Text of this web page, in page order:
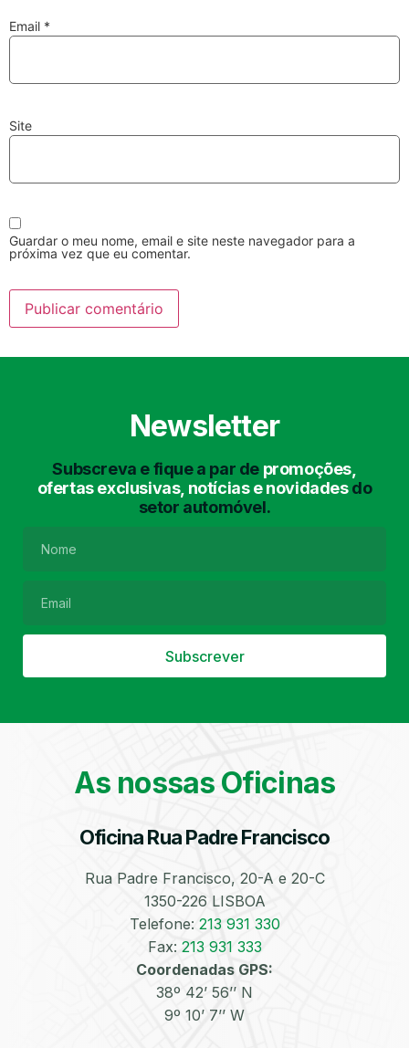
Email *
Site
Guardar o meu nome, email e site neste navegador para a
próxima vez que eu comentar.
Newsletter
Subscreva e fique a par de promoções,
ofertas exclusivas, notícias e novidadesdo
setor automóvel.
Subscrever
As nossas Oficinas
Oficina Rua Padre Francisco
Rua Padre Francisco, 20-A e 20-C
1350-226 LISBOA
Telefone: 213 931 330
Fax: 213 931 333
Coordenadas GPS:
38º 42’ 56’’ N
9º 10’ 7’’ W
Discos e Pastilhas
Amortecedores
Lavagem Manual
Lavagem de Chassis Matrículas
Filtro de Partículas Óleos
Bate-Chapas
Higienização e
Automóvel